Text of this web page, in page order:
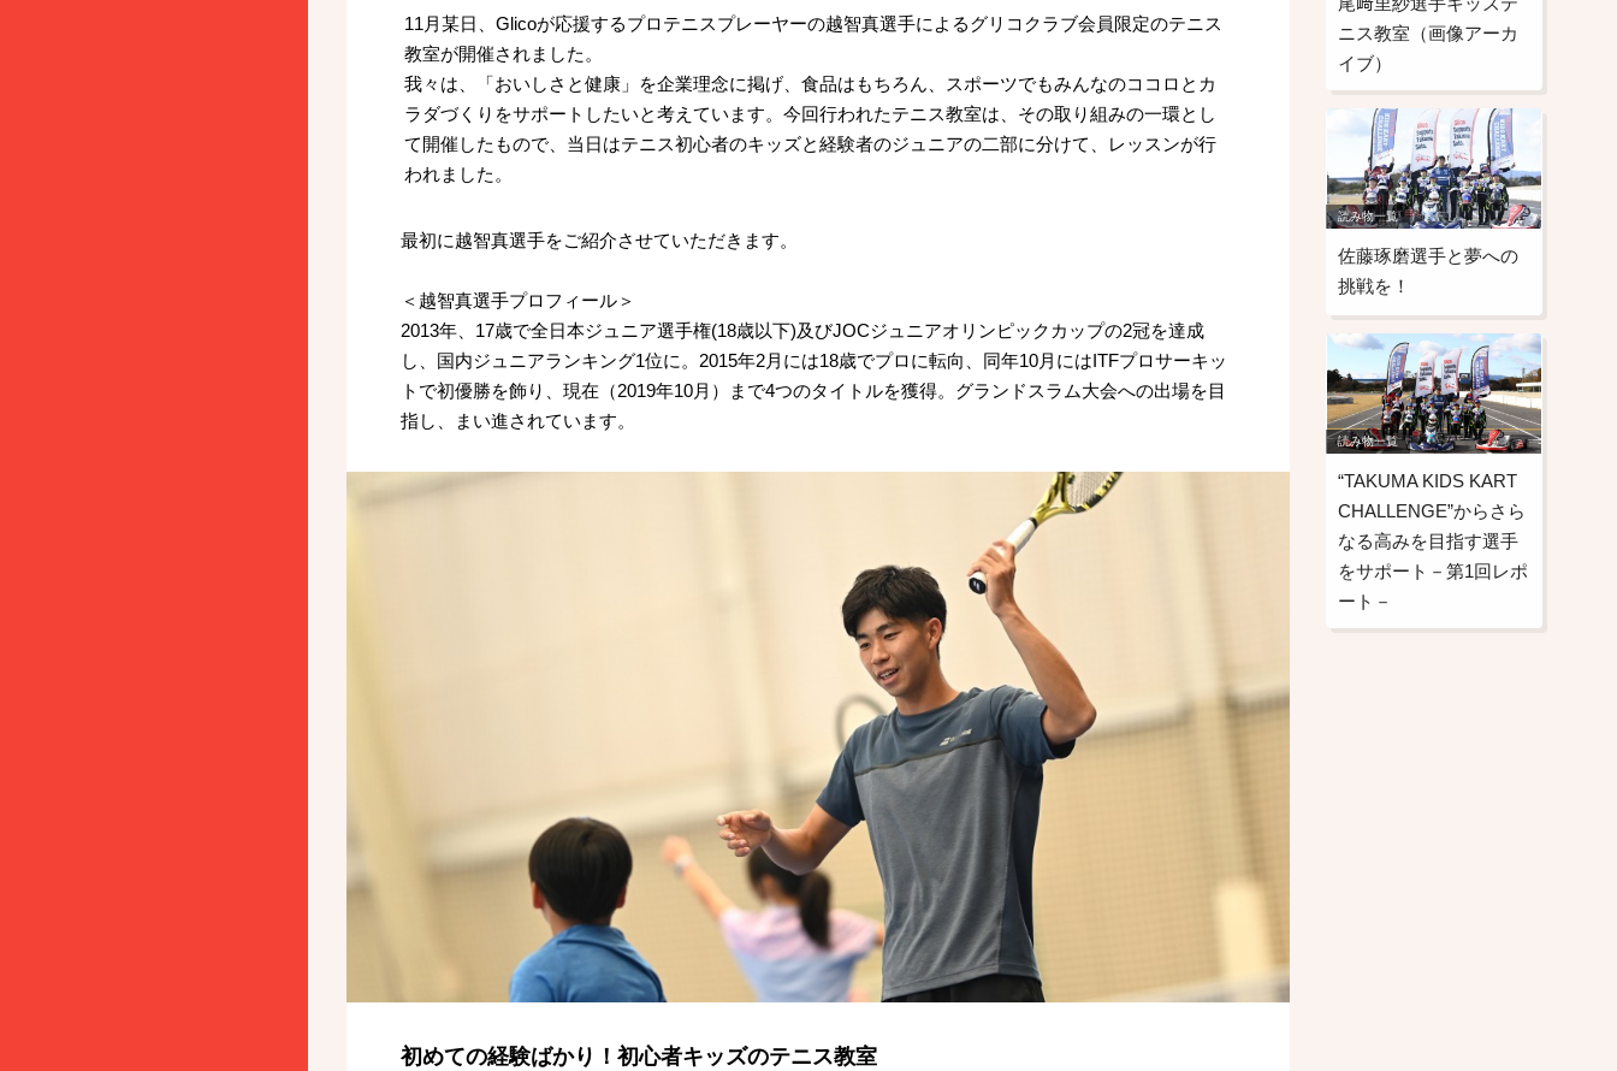
11月某日、Glicoが応援するプロテニスプレーヤーの越智真選手によるグリコクラブ会員限定のテニス
教室が開催されました。
我々は、「おいしさと健康」を企業理念に掲げ、食品はもちろん、スポーツでもみんなのココロとカ
ラダづくりをサポートしたいと考えています。今回行われたテニス教室は、その取り組みの一環とし
て開催したもので、当日はテニス初心者のキッズと経験者のジュニアの二部に分けて、レッスンが行
われました。
最初に越智真選手をご紹介させていただきます。
＜越智真選手プロフィール＞
2013年、17歳で全日本ジュニア選手権(18歳以下)及びJOCジュニアオリンピックカップの2冠を達成
し、国内ジュニアランキング1位に。2015年2月には18歳でプロに転向、同年10月にはITFプロサーキッ
トで初優勝を飾り、現在（2019年10月）まで4つのタイトルを獲得。グランドスラム大会への出場を目
指し、まい進されています。
初めての経験ばかり！初心者キッズのテニス教室
ニス教室（画像アーカ
イブ）
読み物一覧
佐藤琢磨選手と夢への
挑戦を！
読み物一覧
“TAKUMA KIDS KART
CHALLENGE”からさら
なる高みを目指す選手
をサポート－第1回レポ
ート－